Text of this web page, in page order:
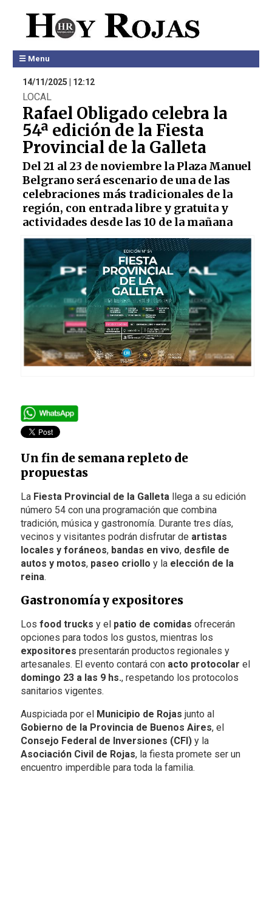
☰ Menu
14/11/2025 | 12:12
LOCAL
Rafael Obligado celebra la
54ª edición de la Fiesta
Provincial de la Galleta
Del 21 al 23 de noviembre la Plaza Manuel
Belgrano será escenario de una de las
celebraciones más tradicionales de la
región, con entrada libre y gratuita y
actividades desde las 10 de la mañana
Un fin de semana repleto de
propuestas
La Fiesta Provincial de la Galleta llega a su edición
número 54 con una programación que combina
tradición, música y gastronomía. Durante tres días,
vecinos y visitantes podrán disfrutar de artistas
locales y foráneos, bandas en vivo, desfile de
autos y motos, paseo criollo y la elección de la
reina.
Gastronomía y expositores
Los food trucks y el patio de comidas ofrecerán
opciones para todos los gustos, mientras los
expositores presentarán productos regionales y
artesanales. El evento contará con acto protocolar el
domingo 23 a las 9 hs., respetando los protocolos
sanitarios vigentes.
Auspiciada por el Municipio de Rojas junto al
Gobierno de la Provincia de Buenos Aires, el
Consejo Federal de Inversiones (CFI)y la
Asociación Civil de Rojas, la fiesta promete ser un
encuentro imperdible para toda la familia.